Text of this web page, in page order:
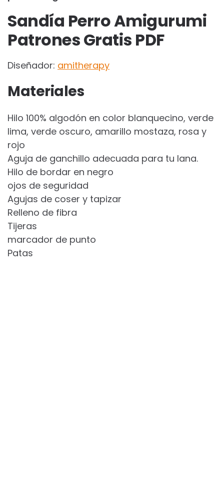
Sandía Perro Amigurumi
Patrones Gratis PDF
Diseñador: amitherapy
Materiales
Hilo 100% algodón en color blanquecino, verde
lima, verde oscuro, amarillo mostaza, rosa y
rojo
Aguja de ganchillo adecuada para tu lana.
Hilo de bordar en negro
ojos de seguridad
Agujas de coser y tapizar
Relleno de fibra
Tijeras
marcador de punto
Patas